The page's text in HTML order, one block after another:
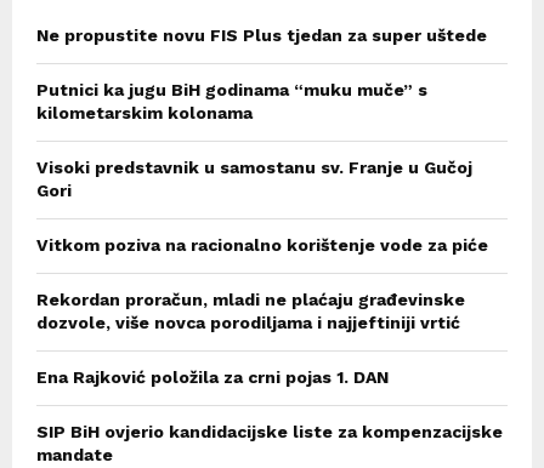
Ne propustite novu FIS Plus tjedan za super uštede
Putnici ka jugu BiH godinama “muku muče” s
kilometarskim kolonama
Visoki predstavnik u samostanu sv. Franje u Gučoj
Gori
Vitkom poziva na racionalno korištenje vode za piće
Rekordan proračun, mladi ne plaćaju građevinske
dozvole, više novca porodiljama i najjeftiniji vrtić
Ena Rajković položila za crni pojas 1. DAN
SIP BiH ovjerio kandidacijske liste za kompenzacijske
mandate